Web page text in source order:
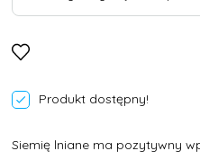
Produkt dostępny!
Siemię lniane ma pozytywny